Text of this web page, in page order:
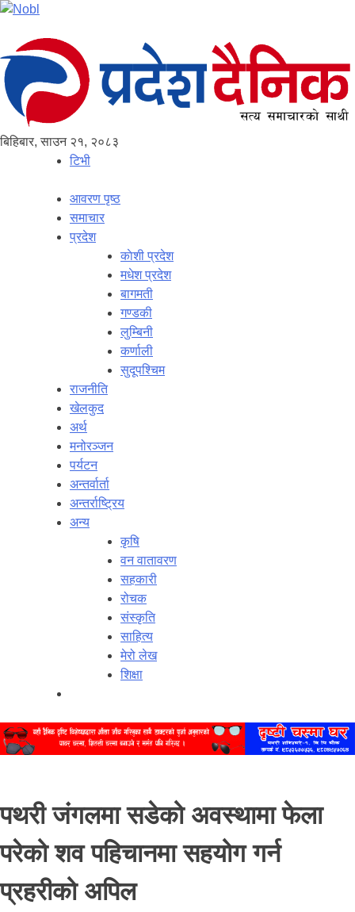
बिहिबार, साउन २१, २०८३
टिभी
आवरण पृष्‍ठ
समाचार
प्रदेश
काेशी प्रदेश
मधेश प्रदेश
बागमती
गण्डकी
लुम्बिनी
कर्णाली
सुदूपश्‍चिम
राजनीति
खेलकुद
अर्थ
मनोरञ्‍जन
पर्यटन
अन्तर्वार्ता
अन्तर्राष्‍ट्रिय
अन्य
कृषि
वन वातावरण
सहकारी
रोचक
संस्कृति
साहित्य
मेरो लेख
शिक्षा
पथरी जंगलमा सडेको अवस्थामा फेला
परेको शव पहिचानमा सहयोग गर्न
प्रहरीको अपिल